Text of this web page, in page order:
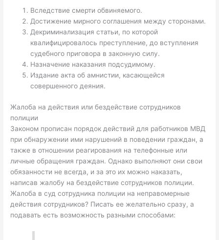
Вследствие смерти обвиняемого.
Достижение мирного соглашения между сторонами.
Декриминализация статьи, по которой
квалифицировалось преступление, до вступления
судебного приговора в законную силу.
Назначение наказания подсудимому.
Издание акта об амнистии, касающейся
совершенного деяния.
Жалоба на действия или бездействие сотрудников
полиции
Законом прописан порядок действий для работников МВД
при обнаружении ими нарушений в поведении граждан, а
также в отношении реагирования на телефонные или
личные обращения граждан. Однако выполняют они свои
обязанности не всегда, и за это их можно наказать,
написав жалобу на бездействие сотрудников полиции.
Жалоба в суд сотрудника полиции на неправомерные
действия сотрудников? Писать ее желательно сразу, а
подавать есть возможность разными способами: